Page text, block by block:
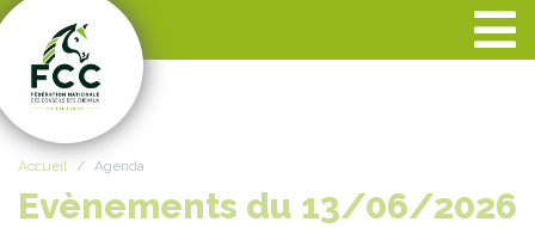
Accueil Agenda
Evènements du 13/06/2026
Panneau de gestion des cookies